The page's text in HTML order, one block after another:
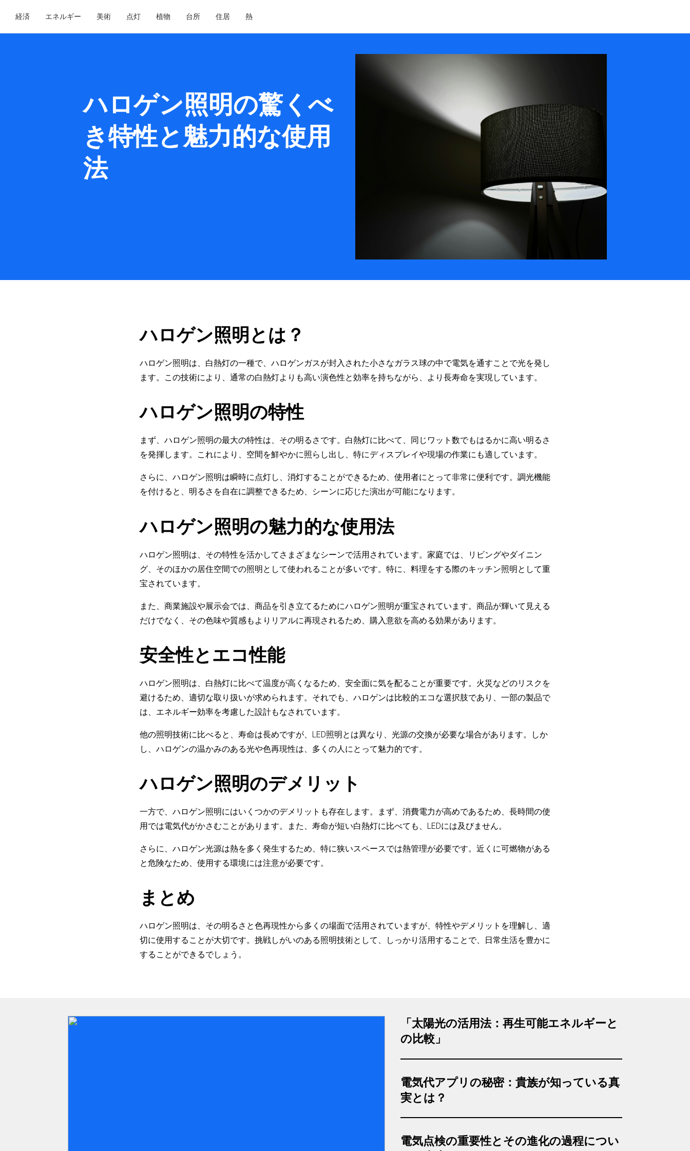
経済 エネルギー 美術 点灯 植物 台所 住居 熱
ハロゲン照明の驚くべ
き特性と魅力的な使用
法
ハロゲン照明とは？
ハロゲン照明は、白熱灯の一種で、ハロゲンガスが封入された小さなガラス球の中で電気を通すことで光を発し
ます。この技術により、通常の白熱灯よりも高い演色性と効率を持ちながら、より長寿命を実現しています。
ハロゲン照明の特性
まず、ハロゲン照明の最大の特性は、その明るさです。白熱灯に比べて、同じワット数でもはるかに高い明るさ
を発揮します。これにより、空間を鮮やかに照らし出し、特にディスプレイや現場の作業にも適しています。
さらに、ハロゲン照明は瞬時に点灯し、消灯することができるため、使用者にとって非常に便利です。調光機能
を付けると、明るさを自在に調整できるため、シーンに応じた演出が可能になります。
ハロゲン照明の魅力的な使用法
ハロゲン照明は、その特性を活かしてさまざまなシーンで活用されています。家庭では、リビングやダイニン
グ、そのほかの居住空間での照明として使われることが多いです。特に、料理をする際のキッチン照明として重
宝されています。
また、商業施設や展示会では、商品を引き立てるためにハロゲン照明が重宝されています。商品が輝いて見える
だけでなく、その色味や質感もよりリアルに再現されるため、購入意欲を高める効果があります。
安全性とエコ性能
ハロゲン照明は、白熱灯に比べて温度が高くなるため、安全面に気を配ることが重要です。火災などのリスクを
避けるため、適切な取り扱いが求められます。それでも、ハロゲンは比較的エコな選択肢であり、一部の製品で
は、エネルギー効率を考慮した設計もなされています。
他の照明技術に比べると、寿命は長めですが、LED照明とは異なり、光源の交換が必要な場合があります。しか
し、ハロゲンの温かみのある光や色再現性は、多くの人にとって魅力的です。
ハロゲン照明のデメリット
一方で、ハロゲン照明にはいくつかのデメリットも存在します。まず、消費電力が高めであるため、長時間の使
用では電気代がかさむことがあります。また、寿命が短い白熱灯に比べても、LEDには及びません。
さらに、ハロゲン光源は熱を多く発生するため、特に狭いスペースでは熱管理が必要です。近くに可燃物がある
と危険なため、使用する環境には注意が必要です。
まとめ
ハロゲン照明は、その明るさと色再現性から多くの場面で活用されていますが、特性やデメリットを理解し、適
切に使用することが大切です。挑戦しがいのある照明技術として、しっかり活用することで、日常生活を豊かに
することができるでしょう。
「太陽光の活用法：再生可能エネルギーと
の比較」
電気代アプリの秘密：貴族が知っている真
実とは？
電気点検の重要性とその進化の過程につい